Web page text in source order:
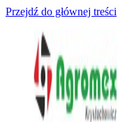
Przejdź do głównej treści